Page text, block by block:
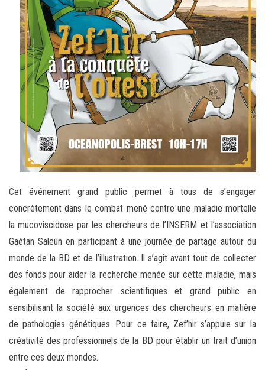
Cet événement grand public permet à tous de s’engager
concrètement dans le combat mené contre une maladie mortelle
la mucoviscidose par les chercheurs de l’INSERM et l’association
Gaétan Saleün en participant à une journée de partage autour du
monde de la BD et de l’illustration. Il s’agit avant tout de collecter
des fonds pour aider la recherche menée sur cette maladie, mais
également de rapprocher scientifiques et grand public en
sensibilisant la société aux urgences des chercheurs en matière
de pathologies génétiques. Pour ce faire, Zef’hir s’appuie sur la
créativité des professionnels de la BD pour établir un trait d’union
entre ces deux mondes.